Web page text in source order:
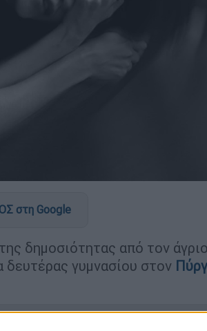
στη Google
δημοσιότητας από τον άγριο
δευτέρας γυμνασίου στον